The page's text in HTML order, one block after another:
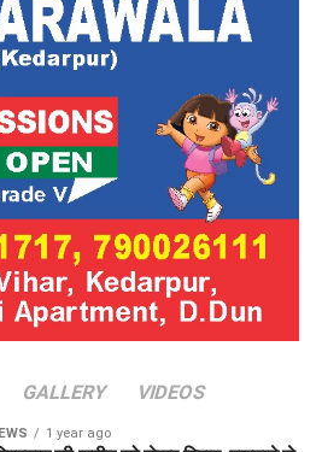
GALLERY VIDEOS
1 year ago